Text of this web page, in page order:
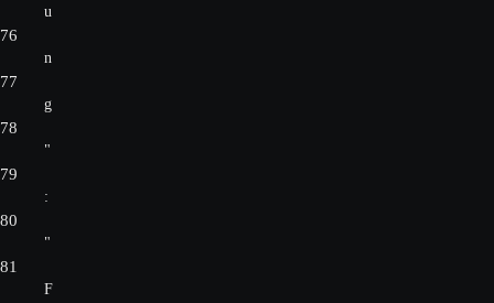
u
76
n
77
g
78
"
79
:
80
"
81
F